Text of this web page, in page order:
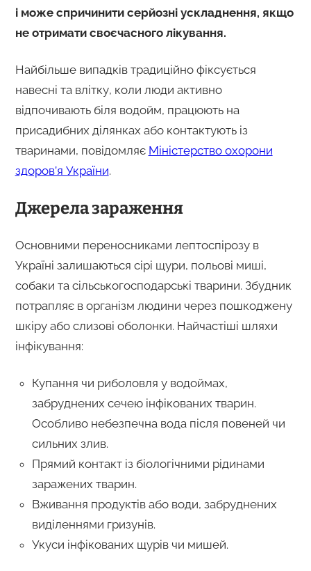
і може спричинити серйозні ускладнення, якщо
не отримати своєчасного лікування.
Найбільше випадків традиційно фіксується
навесні та влітку, коли люди активно
відпочивають біля водойм, працюють на
присадибних ділянках або контактують із
тваринами, повідомляє Міністерство охорони
здоров’я України.
Джерела зараження
Основними переносниками лептоспірозу в
Україні залишаються сірі щури, польові миші,
собаки та сільськогосподарські тварини. Збудник
потрапляє в організм людини через пошкоджену
шкіру або слизові оболонки. Найчастіші шляхи
інфікування:
Купання чи риболовля у водоймах,
забруднених сечею інфікованих тварин.
Особливо небезпечна вода після повеней чи
сильних злив.
Прямий контакт із біологічними рідинами
заражених тварин.
Вживання продуктів або води, забруднених
виділеннями гризунів.
Укуси інфікованих щурів чи мишей.